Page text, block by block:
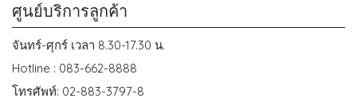
ศูนย์บริการลูกค้า
จันทร์-ศุกร์ เวลา 8.30-17.30 น.
Hotline : 083-662-8888
โทรศัพท์: 02-883-3797-8